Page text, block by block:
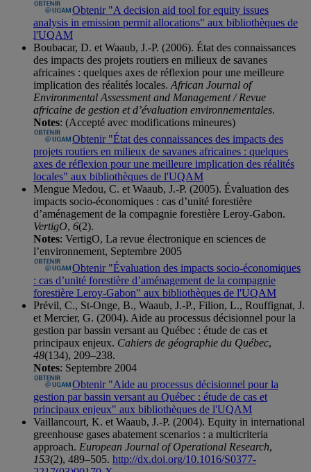
Obtenir "A decision aid tool for equity issues
analysis in emission permit allocations" aux bibliothèques de
l'UQAM
Boubacar, D. et Waaub, J.-P. (2006). État des connaissances
des impacts des projets routiers en milieux de savanes
africaines : quelques axes de réflexion pour une meilleure
implication des réalités locales. African Journal of
Environmental Assessment and Management / Revue
africaine de gestion et d’évaluation environnementales.
Notes: (Accepté avec modifications mineures)
Obtenir "État des connaissances des impacts des
projets routiers en milieux de savanes africaines : quelques
axes de réflexion pour une meilleure implication des réalités
locales" aux bibliothèques de l'UQAM
Mengue Medou, C. et Waaub, J.-P. (2005). Évaluation des
impacts socio-économiques : cas d’unité forestière
d’aménagement de la compagnie forestière Leroy-Gabon.
VertigO, 6(2).
Notes: VertigO, La revue électronique en sciences de
l’environnement, Septembre 2005
Obtenir "Évaluation des impacts socio-économiques
: cas d’unité forestière d’aménagement de la compagnie
forestière Leroy-Gabon" aux bibliothèques de l'UQAM
Prévil, C., St-Onge, B., Waaub, J.-P., Filion, L., Rouffignat, J.
et Mercier, G. (2004). Aide au processus décisionnel pour la
gestion par bassin versant au Québec : étude de cas et
principaux enjeux. Cahiers de géographie du Québec,
48(134), 209–238.
Notes: Septembre 2004
Obtenir "Aide au processus décisionnel pour la
gestion par bassin versant au Québec : étude de cas et
principaux enjeux" aux bibliothèques de l'UQAM
Vaillancourt, K. et Waaub, J.-P. (2004). Equity in international
greenhouse gases abatement scenarios : a multicriteria
approach. European Journal of Operational Research,
153(2), 489–505. http://dx.doi.org/10.1016/S0377-